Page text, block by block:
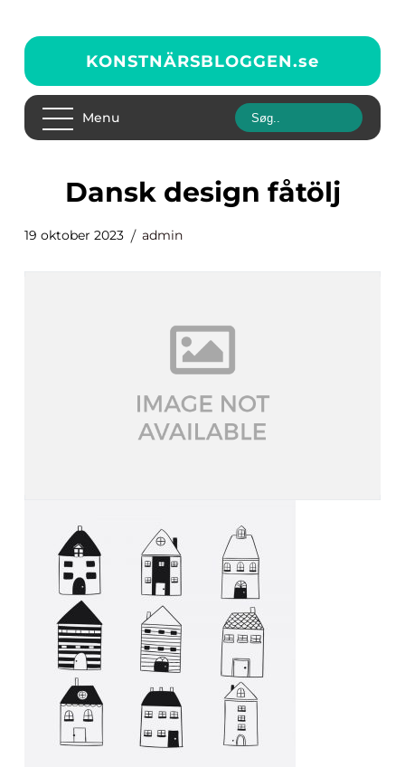
KONSTNÄRSBLOGGEN.se
Menu
dansk design fåtölj
19 oktober 2023 admin